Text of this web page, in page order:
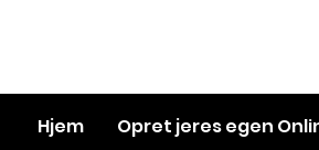
Hjem Opret jeres egen